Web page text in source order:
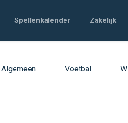
Spellenkalender Zakelijk
Algemeen Voetbal